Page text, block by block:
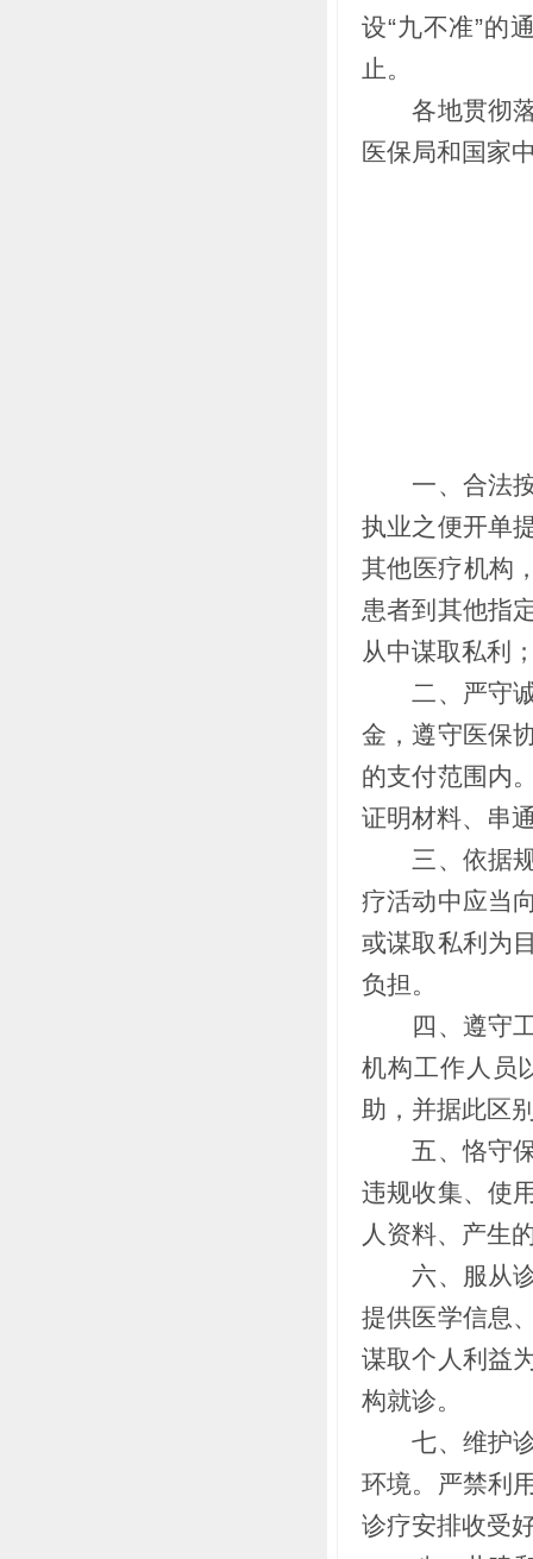
设“九不准”的
止。
各地贯彻落
医保局和国家
一、合法按
执业之便开单
其他医疗机构
患者到其他指
从中谋取私利
二、严守诚
金，遵守医保
的支付范围内
证明材料、串
三、依据规
疗活动中应当
或谋取私利为
负担。
四、遵守工
机构工作人员
助，并据此区
五、恪守保
违规收集、使
人资料、产生
六、服从诊
提供医学信息
谋取个人利益
构就诊。
七、维护诊
环境。严禁利
诊疗安排收受